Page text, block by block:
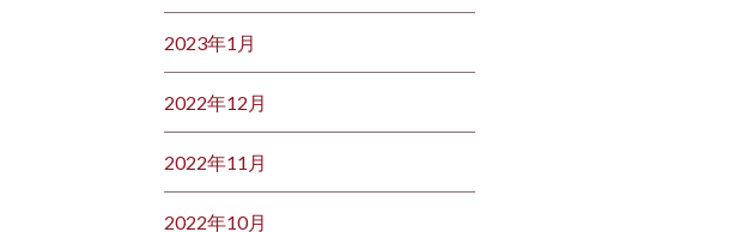
2023年1月
2022年12月
2022年11月
2022年10月